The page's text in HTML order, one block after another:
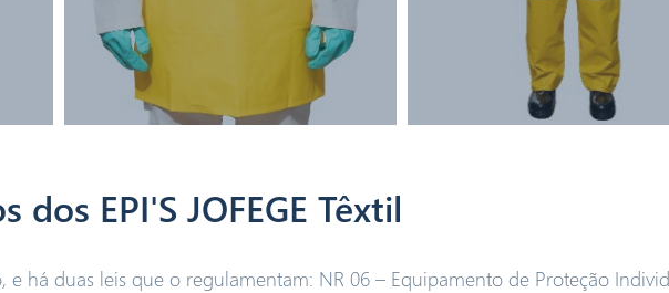
dos EPI'S JOFEGE Têxtil
e há duas leis que o regulamentam: NR 06 – Equipamento de Proteção